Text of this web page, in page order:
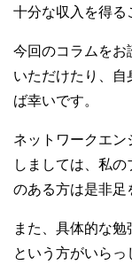
十分な収入を得る
今回のコラムを
いただけたり、
ば幸いです。
ネットワークエ
しましては、私
のある方は是非足
また、具体的な
という方がいら